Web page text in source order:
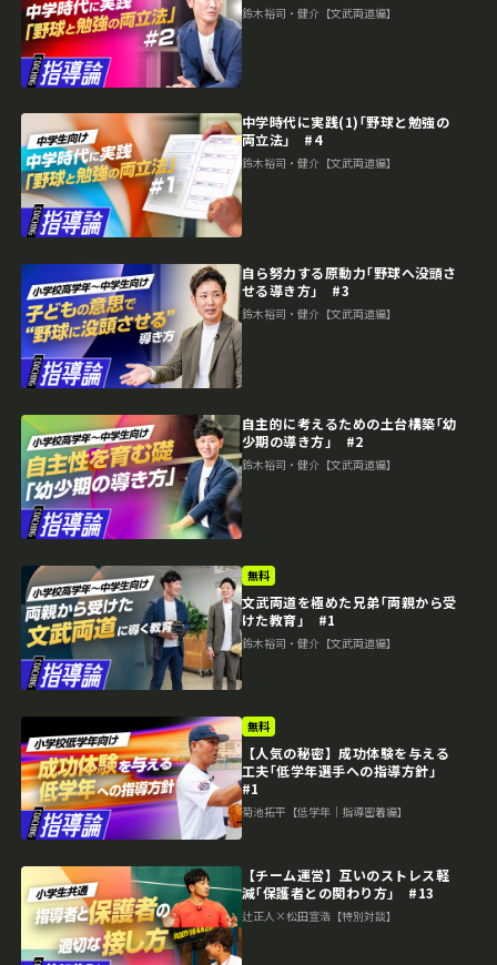
鈴木裕司・健介【文武両道編】
中学時代に実践(1)｢野球と勉強の
両立法｣ #4
鈴木裕司・健介【文武両道編】
自ら努力する原動力｢野球へ没頭さ
せる導き方｣ #3
鈴木裕司・健介【文武両道編】
自主的に考えるための土台構築｢幼
少期の導き方｣ #2
鈴木裕司・健介【文武両道編】
無料
文武両道を極めた兄弟｢両親から受
けた教育｣ #1
鈴木裕司・健介【文武両道編】
無料
【人気の秘密】成功体験を与える
工夫｢低学年選手への指導方針｣
#1
菊池拓平【低学年｜指導密着編】
【チーム運営】互いのストレス軽
減｢保護者との関わり方｣ #13
辻正人×松田宣浩【特別対談】